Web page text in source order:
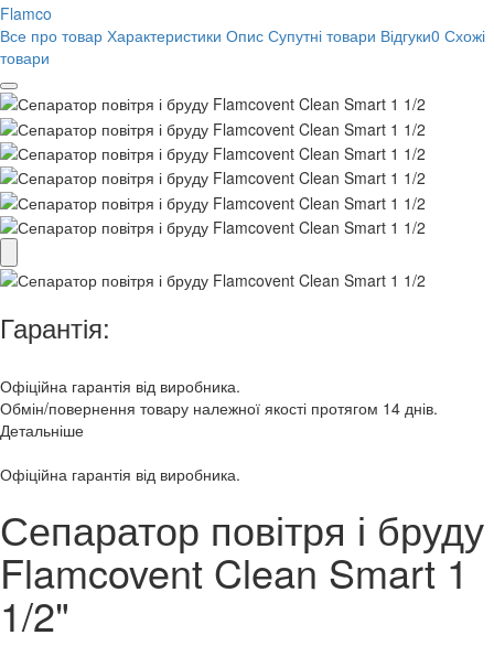
Flamco
Все про товар Характеристики Опис Супутні товари Відгуки0 Схожі
товари
Гарантія:
Офіційна гарантія від виробника.
Обмін/повернення товару належної якості протягом 14 днів.
Детальніше
Офіційна гарантія від виробника.
Сепаратор повітря і бруду
Flamcovent Clean Smart 1
1/2"